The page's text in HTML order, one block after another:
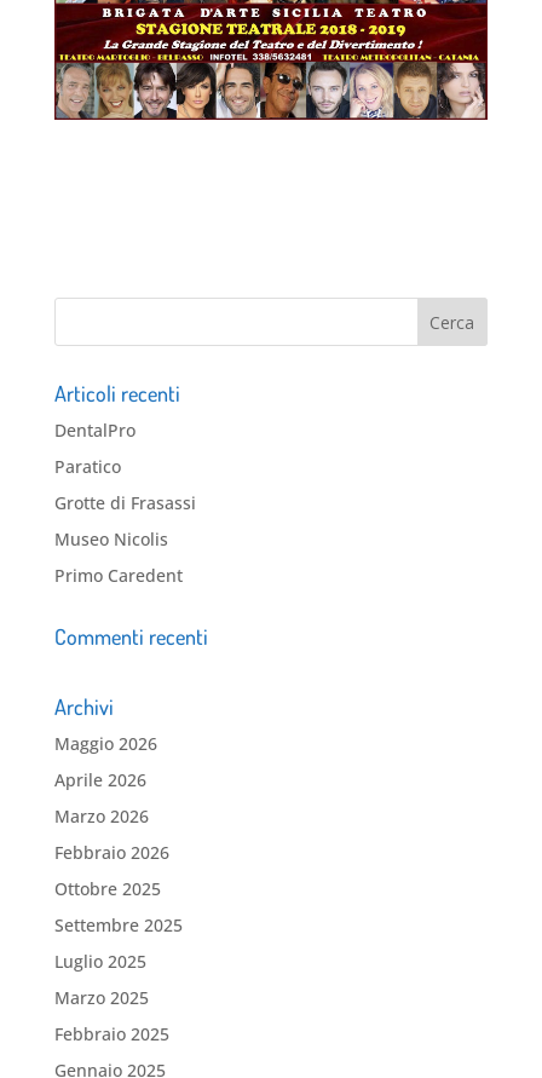
Articoli recenti
DentalPro
Paratico
Grotte di Frasassi
Museo Nicolis
Primo Caredent
Commenti recenti
Archivi
Maggio 2026
Aprile 2026
Marzo 2026
Febbraio 2026
Ottobre 2025
Settembre 2025
Luglio 2025
Marzo 2025
Febbraio 2025
Gennaio 2025